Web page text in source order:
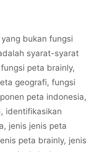
bukan fungsi
syarat-syarat
fungsi peta brainly,
geografi, fungsi
peta indonesia,
, identifikasikan
, jenis jenis peta
peta brainly, jenis